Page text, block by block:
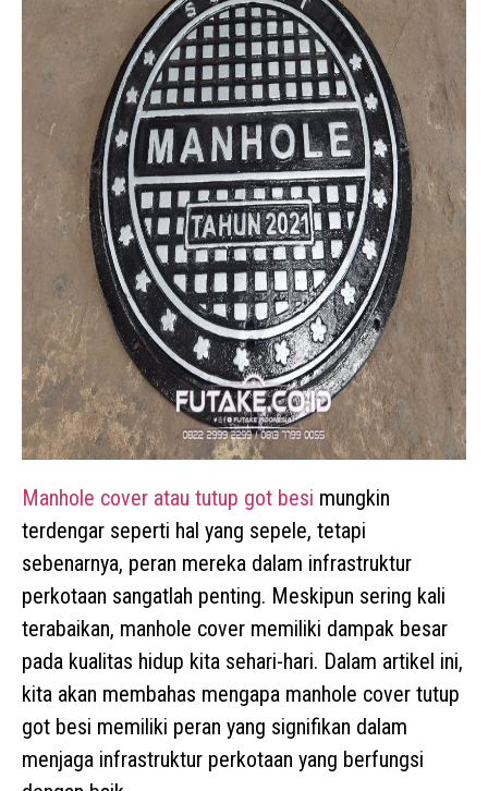
Manhole cover atau tutup got besi mungkin
terdengar seperti hal yang sepele, tetapi
sebenarnya, peran mereka dalam infrastruktur
perkotaan sangatlah penting. Meskipun sering kali
terabaikan, manhole cover memiliki dampak besar
pada kualitas hidup kita sehari-hari. Dalam artikel ini,
kita akan membahas mengapa manhole cover tutup
got besi memiliki peran yang signifikan dalam
menjaga infrastruktur perkotaan yang berfungsi